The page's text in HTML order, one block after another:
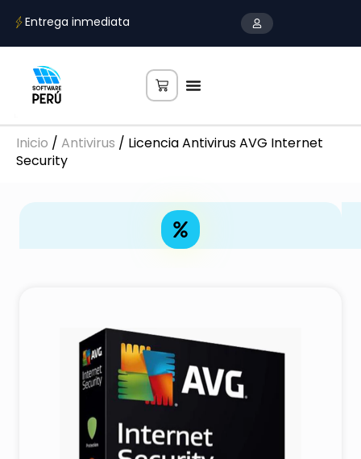
Entrega inmediata
Inicio / Antivirus / Licencia Antivirus AVG Internet
Security